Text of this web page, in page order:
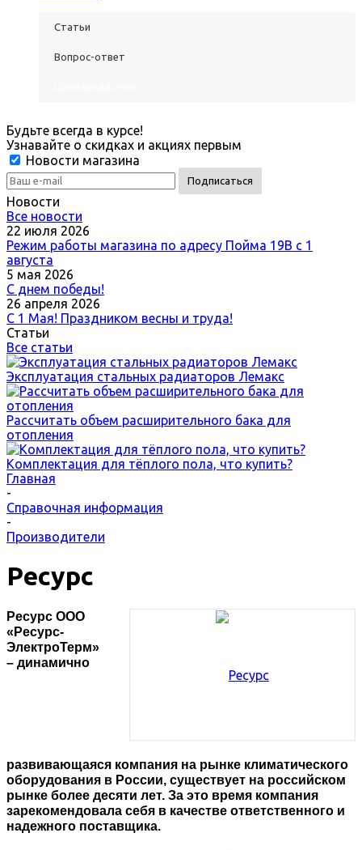
Статьи
Вопрос-ответ
Будьте всегда в курсе!
Узнавайте о скидках и акциях первым
Новости магазина
Новости
Все новости
22 июля 2026
Режим работы магазина по адресу Пойма 19В с 1
августа
5 мая 2026
С днем победы!
26 апреля 2026
С 1 Мая! Праздником весны и труда!
Статьи
Все статьи
Эксплуатация стальных радиаторов Лемакс
Рассчитать объем расширительного бака для
отопления
Комплектация для тёплого пола, что купить?
Главная
-
Справочная информация
-
Производители
Ресурс
Ресурс ООО
«Ресурс-
ЭлектроТерм»
– динамично
развивающаяся компания на рынке климатического
оборудования в России, существует на российском
рынке более десяти лет. За это время компания
зарекомендовала себя в качестве ответственного и
надежного поставщика.